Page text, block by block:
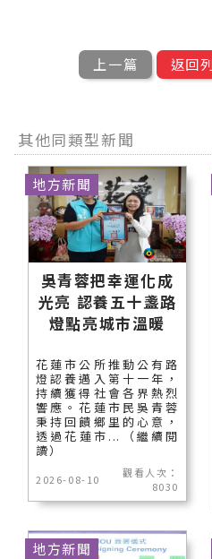
上一篇 返回
其他同類型新聞
吳青蓉把幸運化成
光亮 認養五十盞路
燈點亮城市溫暖
花蓮市公所推動公有路
燈認養邁入第十一年，
持續獲得社會各界熱烈
響應。花蓮市民吳青蓉
秉持回饋鄉里的心意，
透過花蓮市...（繼續閱
讀）
2026-08-10
觀看人次：
8030
地方新聞
地方新聞